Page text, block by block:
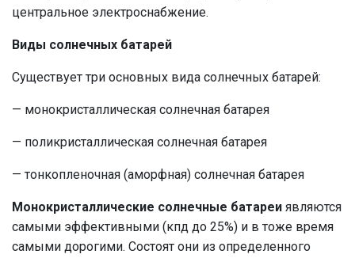
центральное электроснабжение.
Виды солнечных батарей
Существует три основных вида солнечных батарей:
— монокристаллическая солнечная батарея
— поликристаллическая солнечная батарея
— тонкопленочная (аморфная) солнечная батарея
Монокристаллические солнечные батареи являются
самыми эффективными (кпд до 25%) и в тоже время
самыми дорогими. Состоят они из определенного